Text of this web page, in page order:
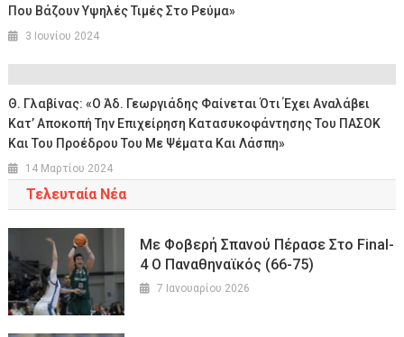
Που Βάζουν Υψηλές Τιμές Στο Ρεύμα»
3 Ιουνίου 2024
Θ. Γλαβίνας: «Ο Άδ. Γεωργιάδης Φαίνεται Ότι Έχει Αναλάβει
Κατ’ Αποκοπή Την Επιχείρηση Κατασυκοφάντησης Του ΠΑΣΟΚ
Και Του Προέδρου Του Με Ψέματα Και Λάσπη»
14 Μαρτίου 2024
Τελευταία Νέα
Με Φοβερή Σπανού Πέρασε Στο Final-
4 Ο Παναθηναϊκός (66-75)
7 Ιανουαρίου 2026